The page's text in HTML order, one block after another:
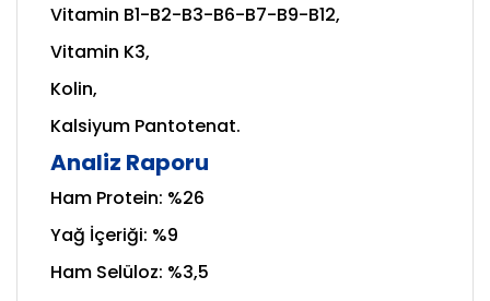
Vitamin B1-B2-B3-B6-B7-B9-B12,
Vitamin K3,
Kolin,
Kalsiyum Pantotenat.
Analiz Raporu
Ham Protein: %26
Yağ İçeriği: %9
Ham Selüloz: %3,5